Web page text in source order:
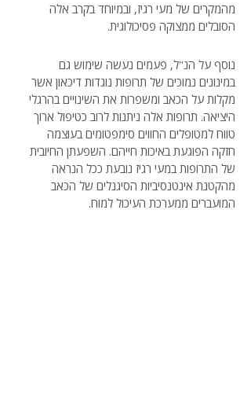
מהמקרים של מעי רגיז, ובמיוחד בקרב אלה
הסובלים ממצוקה פסיכולוגית.
נוסף על הנ"ל, פעמים נעשה שימוש גם
במינונים נמוכים של תרופות נוגדות דיכאון אשר
מקלות על הכאב ומשפרות את השינויים בהרגלי
היציאה. תרופות אלה ניתנות לרוב כטיפול ארוך
טווח למטופלים החווים סימפטומים בעוצמה
חזקה הפוגעת באיכות חייהם. השפעתן החיובית
של התרופות במעי רגיז נובעת ככל הנראה
מהקטנת אינטנסיביות הסיגנלים של הכאב
המועברים ממערכת העיכול למוח.